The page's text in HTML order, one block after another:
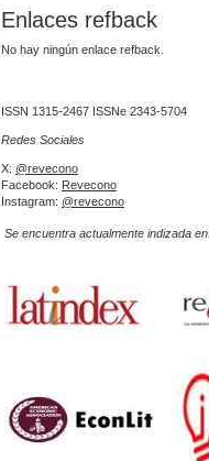
Enlaces refback
No hay ningún enlace refback.
ISSN 1315-2467 ISSNe 2343-5704
Redes Sociales
X: @revecono
Facebook: Revecono
Instagram: @revecono
Se encuentra actualmente indizada